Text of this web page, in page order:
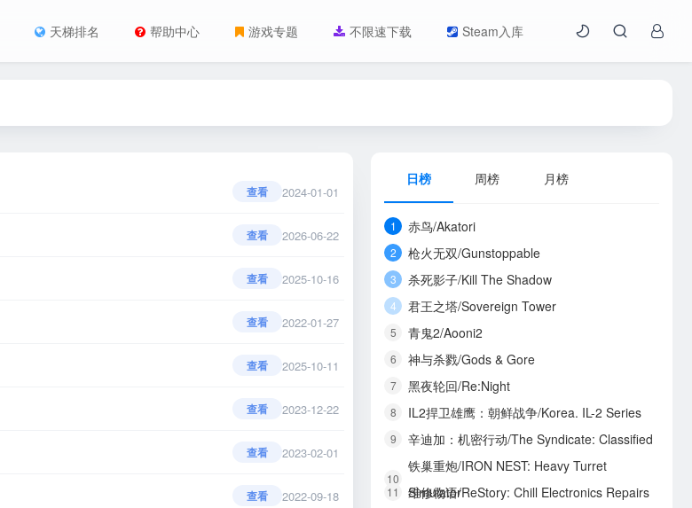
天梯排名 帮助中心 游戏专题 不限速下载 Steam入库
查看 2024-01-01
查看 2026-06-22
查看 2025-10-16
查看 2022-01-27
查看 2025-10-11
查看 2023-12-22
查看 2023-02-01
查看 2022-09-18
日榜 周榜 月榜
1 赤鸟/Akatori
2 枪火无双/Gunstoppable
3 杀死影子/Kill The Shadow
4 君王之塔/Sovereign Tower
5 青鬼2/Aooni2
6 神与杀戮/Gods & Gore
7 黑夜轮回/Re:Night
8 IL2捍卫雄鹰：朝鲜战争/Korea. IL-2 Series
9 辛迪加：机密行动/The Syndicate: Classified
10
铁巢重炮/IRON NEST: Heavy Turret
Simulator
11 维修物语/ReStory: Chill Electronics Repairs